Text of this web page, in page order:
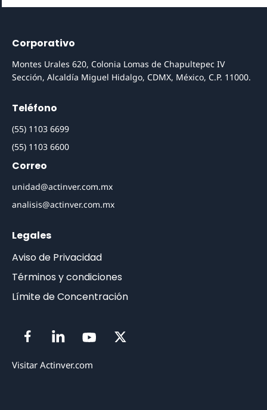
Corporativo
Montes Urales 620, Colonia Lomas de Chapultepec IV
Sección, Alcaldía Miguel Hidalgo, CDMX, México, C.P. 11000.
Teléfono
(55) 1103 6699
(55) 1103 6600
Correo
unidad@actinver.com.mx
analisis@actinver.com.mx
Legales
Aviso de Privacidad
Términos y condiciones
Límite de Concentración
Visitar Actinver.com